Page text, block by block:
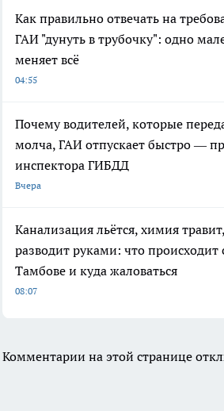
Как правильно отвечать на
ГАИ "дунуть в трубочку": одно
меняет всё
04:55
Почему водителей, которые
молча, ГАИ отпускает быстро —
инспектора ГИБДД
Вчера
Канализация льётся, химия
разводит руками: что происходит
Тамбове и куда жаловаться
08:07
Комментарии на этой странице